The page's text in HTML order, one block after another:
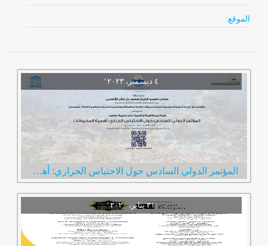
الموقع:
المؤتمر الدولي السادس حول الاحتباس الحراري: أهمية المحيطات
‏٣١ يناير، ٢٠٢٠‏ ‏'‏